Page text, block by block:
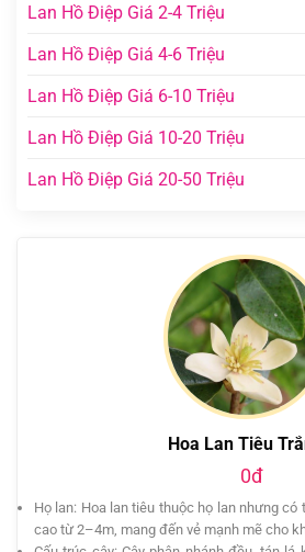
Lan Hồ Điệp Giá 2-4 Triệu
Lan Hồ Điệp Giá 4-6 Triệu
Lan Hồ Điệp Giá 6-10 Triệu
Lan Hồ Điệp Giá 10-20 Triệu
Lan Hồ Điệp Giá 20-50 Triệu
Hoa Lan Tiêu
0đ
Họ lan: Hoa lan tiêu thuộc họ lan nhưng có
cao từ 2–4m, mang đến vẻ mạnh mẽ cho